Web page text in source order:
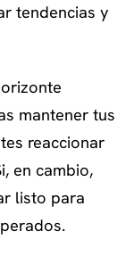
tendencias y
mantener tus
reaccionar
en cambio,
listo para